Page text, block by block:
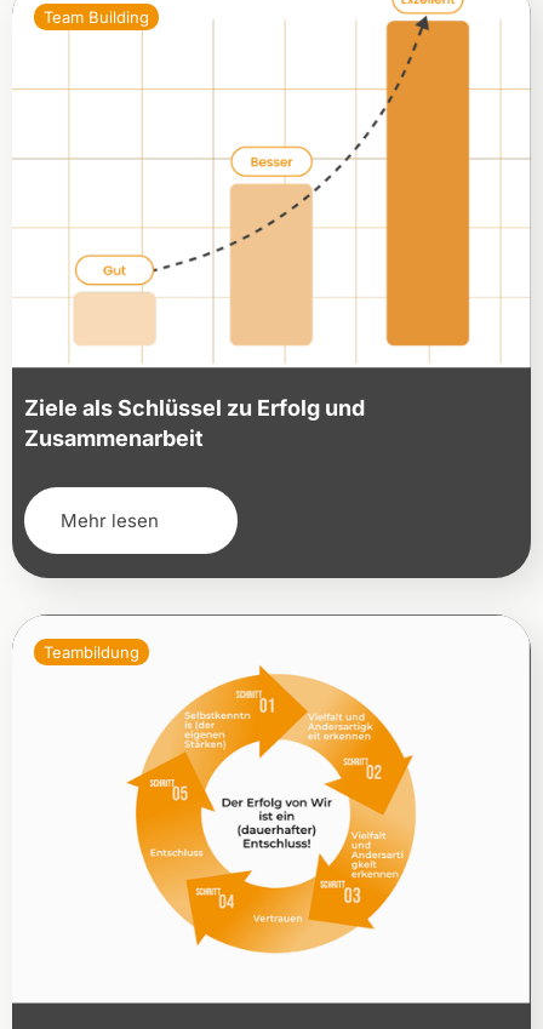
Team Building
Ziele als Schlüssel zu Erfolg und
Zusammenarbeit
Mehr lesen
Teambildung